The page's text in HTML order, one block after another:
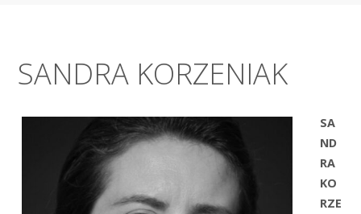
SANDRA KORZENIAK
SA
ND
RA
KO
RZE